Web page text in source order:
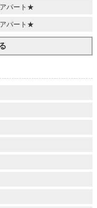
パート★
パート★